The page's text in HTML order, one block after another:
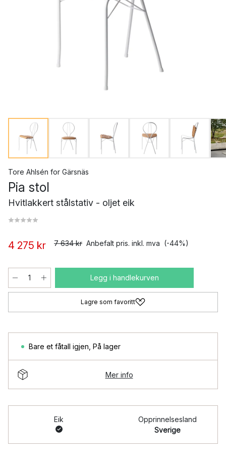
Tore Ahlsén for Gärsnäs
Pia stol
Hvitlakkert stålstativ - oljet eik
4 275 kr 7 634 kr Anbefalt pris. inkl. mva (-44%)
Legg i handlekurven
Lagre som favoritt
Bare et fåtall igjen På lager
Mer info
Eik
Opprinnelsesland
Sverige